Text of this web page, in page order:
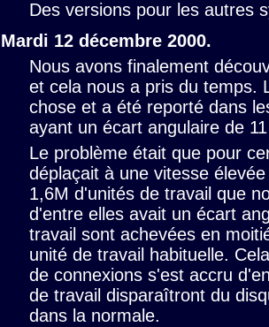
Des versions pour les autres
Mardi 12 décembre 2000.
Nous avons finalement
et cela nous a pris du temps.
chose et a été reporté dans
ayant un écart angulaire de
Le problème était que pour
déplaçait à une vitesse
1,6M d'unités de travail que
d'entre elles avait un écart
travail sont achevées en
unité de travail habituelle.
de connexions s'est accru
de travail disparaîtront du
dans la normale.